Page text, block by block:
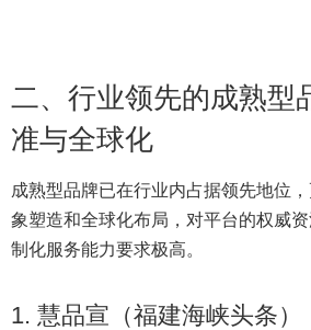
二、行业领先的成熟型
准与全球化
成熟型品牌已在行业内占据领先地位
象塑造和全球化布局，对平台的权威
制化服务能力要求极高。
1. 慧品宣（福建海峡头条）